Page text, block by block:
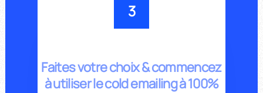
3
Faites votre choix & commencez
à utiliser le cold emailing à 100%